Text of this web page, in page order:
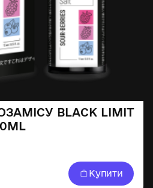
BLACK LIMIT
Купити